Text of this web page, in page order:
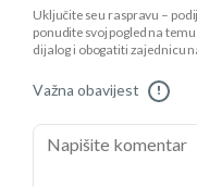
Uključite se u raspravu –
ponudite svoj pogled na
dijalog i obogatiti zajednicu
Važna obavijest !